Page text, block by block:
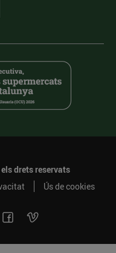
drets reservats
Ús de cookies